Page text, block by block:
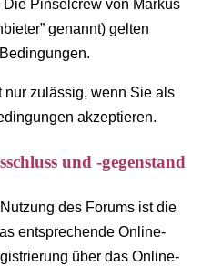
Pinselcrew von Markus
genannt) gelten
nur zulässig, wenn Sie als
akzeptieren.
und -gegenstand
des Forums ist die
entsprechende Online-
über das Online-